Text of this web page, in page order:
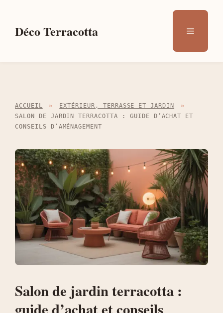
contenuDéco Terracotta Menu
ACCUEIL » EXTÉRIEUR, TERRASSE ET JARDIN
»
SALON DE JARDIN TERRACOTTA : GUIDE D’ACHAT ET
CONSEILS D’AMÉNAGEMENT
Salon de jardin terracotta :